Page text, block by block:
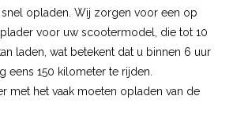
snel opladen. Wij zorgen voor een op
voor uw scootermodel, die tot 10
laden, wat betekent dat u binnen 6 uur
eens 150 kilometer te rijden.
met het vaak moeten opladen van de